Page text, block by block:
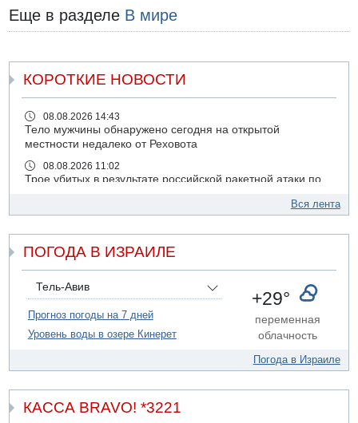
Еще в разделе В мире
КОРОТКИЕ НОВОСТИ
08.08.2026 14:43
Тело мужчины обнаружено сегодня на открытой
местности недалеко от Реховота
08.08.2026 11:02
Трое убитых в результате российской ракетной атаки по
07.08.2026 20:43
07.08.2026 20:41
Ynet: "Хизбалла" запустила БПЛА со взрывчаткой по
07.08.2026 19:16
ДТП в Ашдоде: тяжело ранены двое маленьких детей
07.08.2026 19:14
Дахан
Вся лента
ПОГОДА В ИЗРАИЛЕ
Тель-Авив
Прогноз погоды на 7 дней
Уровень воды в озере Кинерет
+29°
переменная
облачность
Погода в Израиле
КАССА BRAVO! *3221